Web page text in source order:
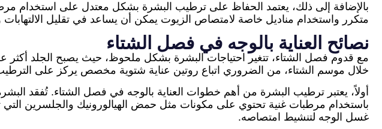
بالإضافة إلى ذلك، يعتمد الحفاظ على ترطيب البشرة بشكل معتدل على استخدام
متكرر واستخدام مناديل خاصة لامتصاص الزيوت يمكن أن يساعد في تقليل
نصائح العناية بالوجه في فصل الشتاء
مع قدوم فصل الشتاء، تتغير احتياجات البشرة بشكل ملحوظ، حيث يصبح الجلد
خلال موسم الشتاء، من الضروري اتباع روتين عناية شتوية مخصص يركز على
أولاً، يعتبر ترطيب البشرة من أهم خطوات العناية بالوجه في فصل الشتاء. تُفقد
باستخدام مرطبات غنية تحتوي على مكونات مثل حمض الهيالورونيك والجلسرين
غسل الوجه لتنشيط امتصاصه.